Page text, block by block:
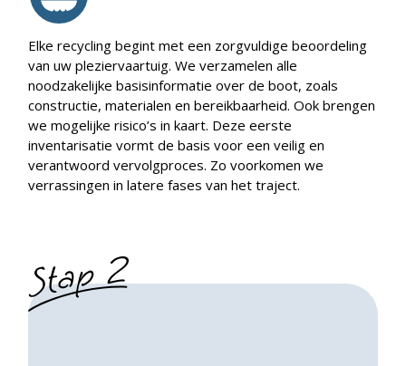
Elke recycling begint met een zorgvuldige beoordeling
van uw pleziervaartuig. We verzamelen alle
noodzakelijke basisinformatie over de boot, zoals
constructie, materialen en bereikbaarheid. Ook brengen
we mogelijke risico’s in kaart. Deze eerste
inventarisatie vormt de basis voor een veilig en
verantwoord vervolgproces. Zo voorkomen we
verrassingen in latere fases van het traject.